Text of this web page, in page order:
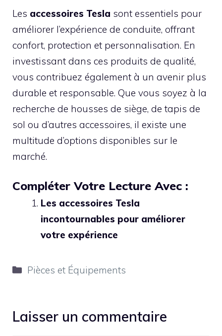
Les accessoires Tesla sont essentiels pour
améliorer l’expérience de conduite, offrant
confort, protection et personnalisation. En
investissant dans ces produits de qualité,
vous contribuez également à un avenir plus
durable et responsable. Que vous soyez à la
recherche de housses de siège, de tapis de
sol ou d’autres accessoires, il existe une
multitude d’options disponibles sur le
marché.
Compléter Votre Lecture Avec :
Les accessoires Tesla
incontournables pour améliorer
votre expérience
Catégories
Pièces et Équipements
Laisser un commentaire